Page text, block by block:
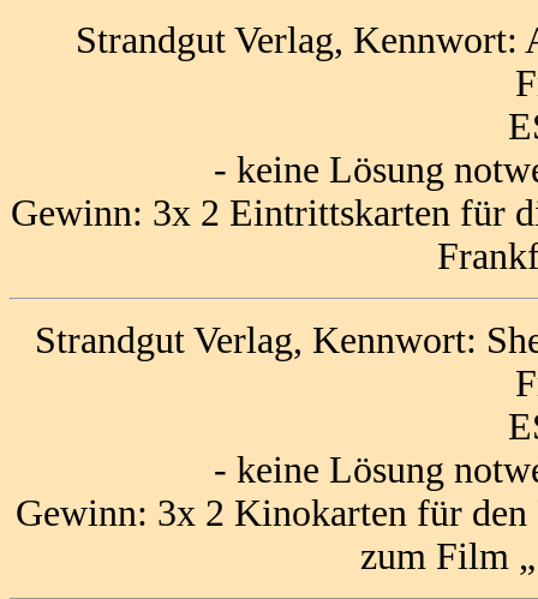
Strandgut Verlag, Kennwort:
- keine Lösung
Gewinn: 3x 2 Eintrittskarten für
Strandgut Verlag, Kennwort:
- keine Lösung
Gewinn: 3x 2 Kinokarten für den
zum Film